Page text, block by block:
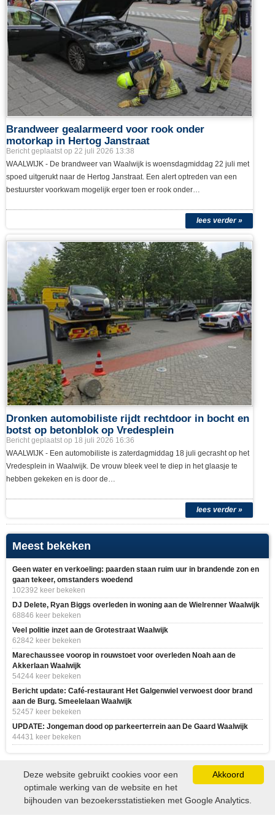
WAALWIJK - Op de A59 (Maasroute) ter hoogte van Waalwijk is
donderdmiddag 23 juli een auto van de weg geraakt. Het voertuig kwam
in de naastgelegen bosschage tot stilstand. De…
lees verder »
Brandweer gealarmeerd voor rook onder
motorkap in Hertog Janstraat
Bericht geplaatst op 22 juli 2026 13:38
WAALWIJK - De brandweer van Waalwijk is woensdagmiddag 22 juli met
spoed uitgerukt naar de Hertog Janstraat. Een alert optreden van een
bestuurster voorkwam mogelijk erger toen er rook onder…
lees verder »
Dronken automobiliste rijdt rechtdoor in bocht en
botst op betonblok op Vredesplein
Bericht geplaatst op 18 juli 2026 16:36
WAALWIJK - Een automobiliste is zaterdagmiddag 18 juli gecrasht op het
Vredesplein in Waalwijk. De vrouw bleek veel te diep in het glaasje te
hebben gekeken en is door de…
Meest bekeken
Geen water en verkoeling: paarden staan ruim uur in brandende zon en
gaan tekeer, omstanders woedend
102392 keer bekeken
DJ Delete, Ryan Biggs overleden in woning aan de Wielrenner Waalwijk
68846 keer bekeken
62842 keer bekeken
Marechaussee voorop in rouwstoet voor overleden Noah aan de
Akkerlaan Waalwijk
54244 keer bekeken
Akkoord
Deze website gebruikt cookies voor een
optimale werking van de website en het
bijhouden van bezoekersstatistieken met Google Analytics.